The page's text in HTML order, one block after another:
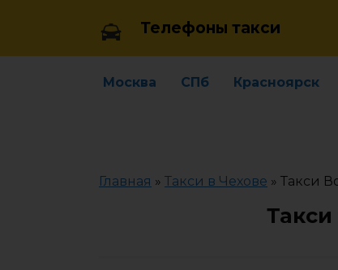
Телефоны такси
Москва СПб Красноярск
Главная » Такси в Чехове » Такси
Такси